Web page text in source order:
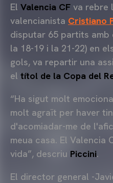
El Valencia CF va rebre
valencianista Cristiano
disputar 65 partits
la 18-19 i la 21-22) en
gols, va repartir una
el títol de la Copa del
“Ha sigut molt
molt agraït per haver
d'acomiadar-me de
meua casa. El Valencia
vida”, descriu Piccini.
El director general -